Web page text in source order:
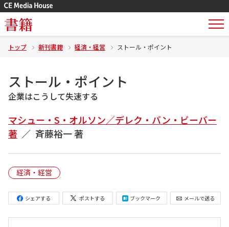
書籍
トップ 新刊書籍 経済・経営 ストール・ポイント
ストール・ポイント
企業はこうして失速する
マシュー・S・オルソン／デレク・バン・ビーバー
著
斉藤裕一 著
経済・経営
シェアする ポストする ブックマーク メールで送る